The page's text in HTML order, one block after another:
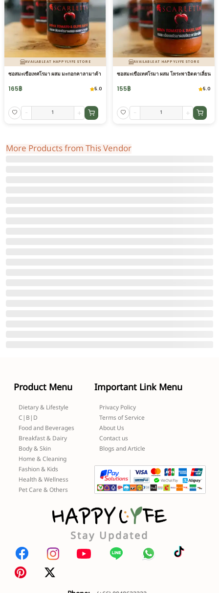
AVAILABLE AT HAPPYLYFE STORE
ซอสมะเขือเทศโรมา ผสม มะกอกคาลามาต้า
165฿ 5.0
- +
AVAILABLE AT HAPPYLYFE STORE
ซอสมะเขือเทศโรมา ผสม โหระพาอิตตาเลี่ยน
155฿ 5.0
- +
More Products from This Vendor
Product Menu
Dietary & Lifestyle
C|B|D
Food and Beverages
Breakfast & Dairy
Body & Skin
Home & Cleaning
Fashion & Kids
Health & Wellness
Pet Care & Others
Important Link Menu
Privacy Policy
Terms of Service
About Us
Contact us
Blogs and Article
Stay Updated